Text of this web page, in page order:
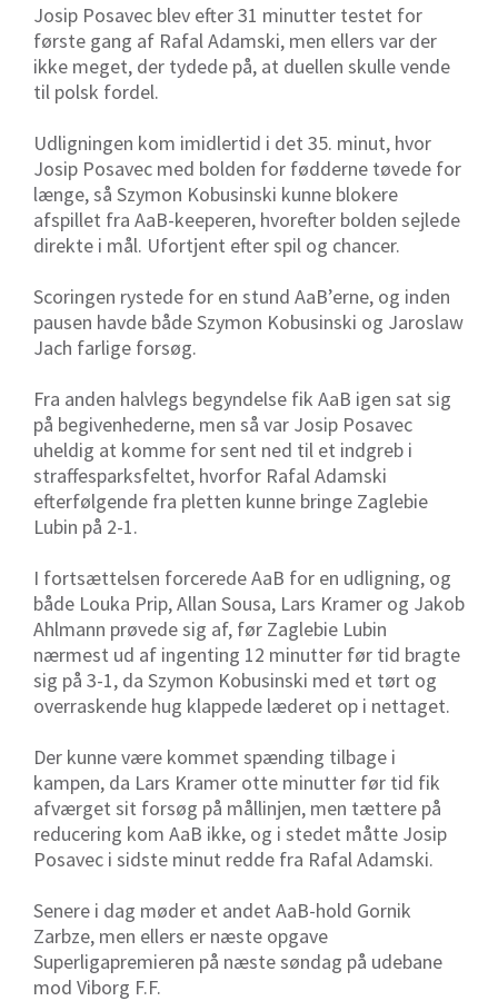
Josip Posavec blev efter 31 minutter testet for
første gang af Rafal Adamski, men ellers var der
ikke meget, der tydede på, at duellen skulle vende
til polsk fordel.
Udligningen kom imidlertid i det 35. minut, hvor
Josip Posavec med bolden for fødderne tøvede for
længe, så Szymon Kobusinski kunne blokere
afspillet fra AaB-keeperen, hvorefter bolden sejlede
direkte i mål. Ufortjent efter spil og chancer.
Scoringen rystede for en stund AaB’erne, og inden
pausen havde både Szymon Kobusinski og Jaroslaw
Jach farlige forsøg.
Fra anden halvlegs begyndelse fik AaB igen sat sig
på begivenhederne, men så var Josip Posavec
uheldig at komme for sent ned til et indgreb i
straffesparksfeltet, hvorfor Rafal Adamski
efterfølgende fra pletten kunne bringe Zaglebie
Lubin på 2-1.
I fortsættelsen forcerede AaB for en udligning, og
både Louka Prip, Allan Sousa, Lars Kramer og Jakob
Ahlmann prøvede sig af, før Zaglebie Lubin
nærmest ud af ingenting 12 minutter før tid bragte
sig på 3-1, da Szymon Kobusinski med et tørt og
overraskende hug klappede læderet op i nettaget.
Der kunne være kommet spænding tilbage i
kampen, da Lars Kramer otte minutter før tid fik
afværget sit forsøg på mållinjen, men tættere på
reducering kom AaB ikke, og i stedet måtte Josip
Posavec i sidste minut redde fra Rafal Adamski.
Senere i dag møder et andet AaB-hold Gornik
Zarbze, men ellers er næste opgave
Superligapremieren på næste søndag på udebane
mod Viborg F.F.